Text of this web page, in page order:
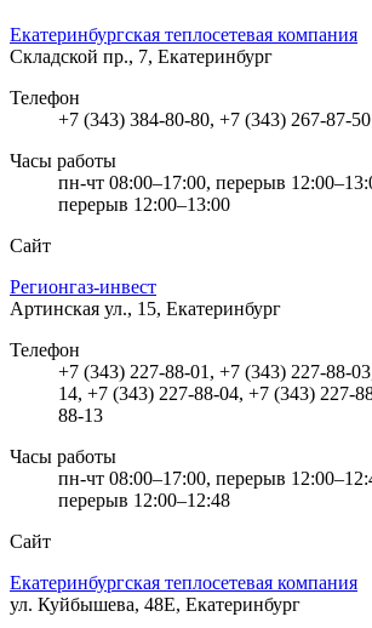
Екатеринбургская теплосетевая компания
Складской пр., 7, Екатеринбург
Телефон
+7 (343) 384-80-80, +7 (343) 267-87-50
Часы работы
пн-чт 08:00–17:00, перерыв
перерыв 12:00–13:00
Сайт
Регионгаз-инвест
Артинская ул., 15, Екатеринбург
Телефон
+7 (343) 227-88-01, +7 (343) 227-88-
14, +7 (343) 227-88-04, +7 (343) 227-
88-13
Часы работы
пн-чт 08:00–17:00, перерыв
перерыв 12:00–12:48
Сайт
Екатеринбургская теплосетевая компания
ул. Куйбышева, 48Е, Екатеринбург